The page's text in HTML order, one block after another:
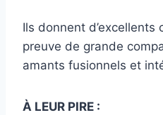
Ils donnent
preuve de grande
amants fusionnels et
À LEUR PIRE :